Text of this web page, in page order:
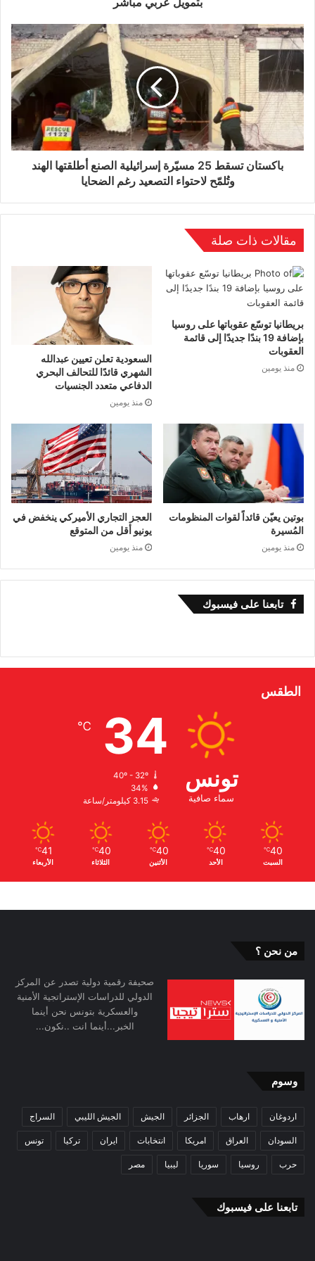
التصعيدية، فيما تسعى واشنطن إلى التوصل لصيغة
تمنع تحول إيران إلى دولة نووية، من دون العودة
الكاملة إلى الاتفاق النووي الموقع عام 2015.
وفي ما يخص الحرب في أوكرانيا، تعكس دعوة فانس
لتحريك المفاوضات الثنائية تحوّلاً في مقاربة واشنطن،
التي كانت تركز خلال الفترة الماضية على الدعم
العسكري والدبلوماسي لكييف دون التشجيع العلني
على حوار مباشر مع موسكو.
باكستان تسقط 25 مسيّرة إسرائيلية الصنع أطلقتها الهند
وتُلمّح لاحتواء التصعيد رغم الضحايا
مقالات ذات صلة
بريطانيا توسّع عقوباتها على روسيا
بإضافة 19 بندًا جديدًا إلى قائمة
العقوبات
منذ يومين
السعودية تعلن تعيين عبدالله
الشهري قائدًا للتحالف البحري
الدفاعي متعدد الجنسيات
منذ يومين
بوتين يعيّن قائداً لقوات المنظومات
المُسيرة
منذ يومين
العجز التجاري الأميركي ينخفض في
يونيو أقل من المتوقع
منذ يومين
تابعنا على فيسبوك
الطقس
تونس
سماء صافية
34
℃
40º - 32º
34%
3.15 كيلومتر/ساعة
40
℃
السبت
40
℃
الأحد
40
℃
الأثنين
40
℃
الثلاثاء
41
℃
الأربعاء
من نحن ؟
صحيفة رقمية دولية تصدر عن المركز
الدولي للدراسات الإستراتجية الأمنية
والعسكرية بتونس نحن أينما
الخبر...أينما انت ..نكون...
وسوم
اردوغان ارهاب الجزائر الجيش الجيش الليبي السراج
السودان العراق امريكا انتخابات ايران تركيا تونس
حرب روسيا سوريا ليبيا مصر
تابعنا على فيسبوك